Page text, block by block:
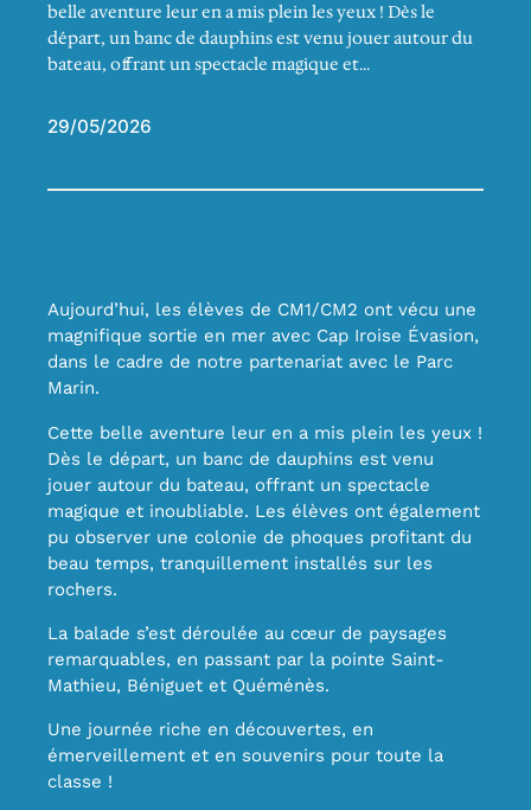
belle aventure leur en a mis plein les yeux ! Dès le
départ, un banc de dauphins est venu jouer autour du
bateau, offrant un spectacle magique et…
29/05/2026
Aujourd’hui, les élèves de CM1/CM2 ont vécu une
magnifique sortie en mer avec Cap Iroise Évasion,
dans le cadre de notre partenariat avec le Parc
Marin.
Cette belle aventure leur en a mis plein les yeux !
Dès le départ, un banc de dauphins est venu
jouer autour du bateau, offrant un spectacle
magique et inoubliable. Les élèves ont également
pu observer une colonie de phoques profitant du
beau temps, tranquillement installés sur les
rochers.
La balade s’est déroulée au cœur de paysages
remarquables, en passant par la pointe Saint-
Mathieu, Béniguet et Quéménès.
Une journée riche en découvertes, en
émerveillement et en souvenirs pour toute la
classe !